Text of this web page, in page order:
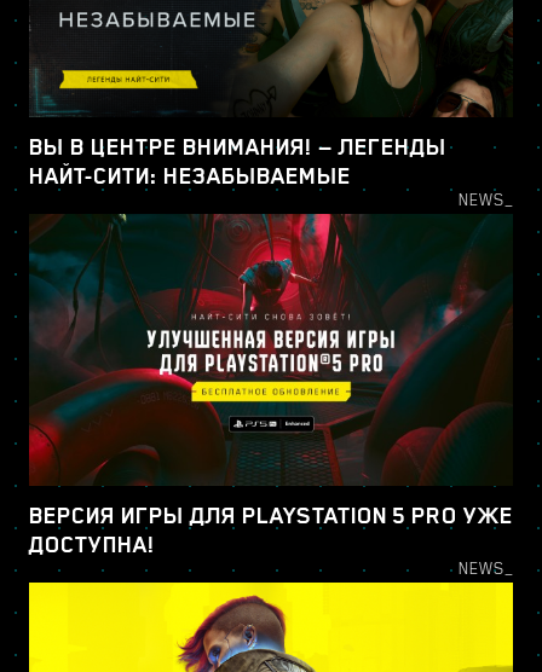
ВЫ В ЦЕНТРЕ ВНИМАНИЯ! — ЛЕГЕНДЫ
НАЙТ-СИТИ: НЕЗАБЫВАЕМЫЕ
NEWS_
ВЕРСИЯ ИГРЫ ДЛЯ PLAYSTATION 5 PRO УЖЕ
ДОСТУПНА!
NEWS_